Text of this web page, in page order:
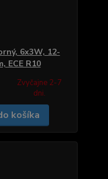
6x3W, 12-
ECE R10
Zvyčajne 2-7
dni.
košíka